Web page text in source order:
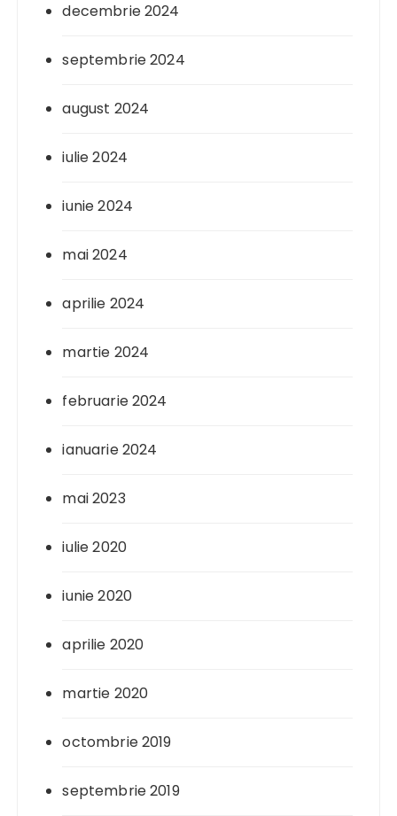
decembrie 2024
septembrie 2024
august 2024
iulie 2024
iunie 2024
mai 2024
aprilie 2024
martie 2024
februarie 2024
ianuarie 2024
mai 2023
iulie 2020
iunie 2020
aprilie 2020
martie 2020
octombrie 2019
septembrie 2019